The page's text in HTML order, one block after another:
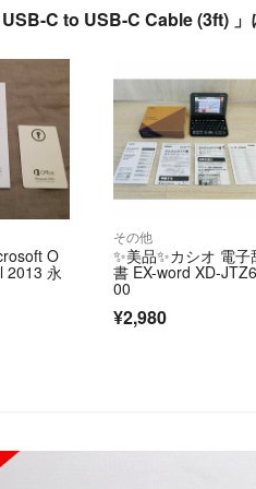
USB-C to USB-C Cable (3ft)
O
2013 永
その他
✨美品✨カシオ 電子
書 EX-word XD-
00
¥2,980